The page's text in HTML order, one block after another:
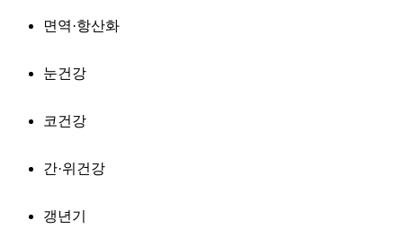
면역·항산화
눈건강
코건강
간·위건강
갱년기